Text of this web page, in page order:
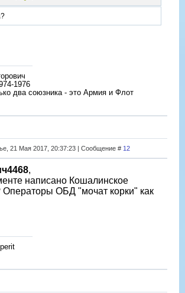
1976
два союзника - это Армия и Флот
21 Мая 2017, 20:37:23 | Сообщение # 12
,
написано Кошалинское
Операторы ОБД "мочат корки" как